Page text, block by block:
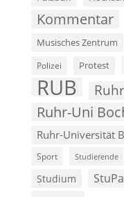
Kommentar
Musisches Zentrum
Polizei Protest
RUB
Ruhr-Uni
Ruhr-Universität
Sport Studierende
Studium StuPa